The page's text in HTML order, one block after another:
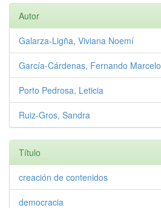
Autor
Galarza-Ligña, Viviana Noemí
García-Cárdenas, Fernando Marcelo
Porto Pedrosa, Leticia
Ruiz-Gros, Sandra
Título
creación de contenidos
democracia